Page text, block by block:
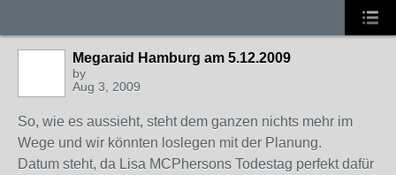
Megaraid Hamburg am 5.12.2009
by
Aug 3, 2009
So, wie es aussieht, steht dem ganzen nichts mehr im
Wege und wir könnten loslegen mit der Planung.
Datum steht, da Lisa MCPhersons Todestag perfekt dafür